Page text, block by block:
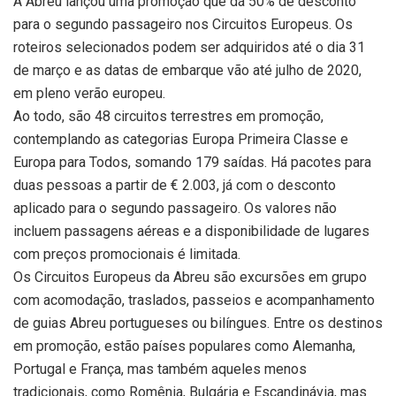
para o segundo passageiro nos Circuitos Europeus. Os
roteiros selecionados podem ser adquiridos até o dia 31
de março e as datas de embarque vão até julho de 2020,
em pleno verão europeu.
Ao todo, são 48 circuitos terrestres em promoção,
contemplando as categorias Europa Primeira Classe e
Europa para Todos, somando 179 saídas. Há pacotes para
duas pessoas a partir de € 2.003, já com o desconto
aplicado para o segundo passageiro. Os valores não
incluem passagens aéreas e a disponibilidade de lugares
com preços promocionais é limitada.
Os Circuitos Europeus da Abreu são excursões em grupo
com acomodação, traslados, passeios e acompanhamento
de guias Abreu portugueses ou bilíngues. Entre os destinos
em promoção, estão países populares como Alemanha,
Portugal e França, mas também aqueles menos
tradicionais, como Romênia, Bulgária e Escandinávia, mas